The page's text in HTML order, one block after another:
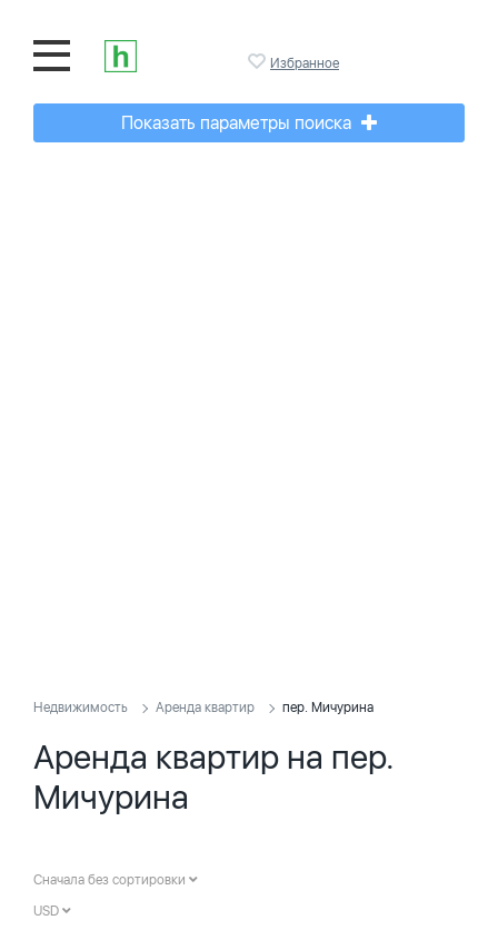
Избранное
Показать параметры поиска
Недвижимость Аренда квартир пер. Мичурина
Аренда квартир на пер.
Мичурина
Сначала без сортировки
USD